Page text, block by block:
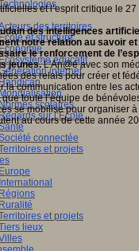
des territoires
et structure
Economie
éducatif
internet
scolaires
sur l’Ecole
connectée
et projets
Europe
International
Régions
Ruralité
et projets
lieux
des intelligences
notre relation au savoir et
le renforcement de
jeunes.L'An@é avec son
des relais pour créer et
la communication entre les
toute l’équipe de
se mobilise pour organiser
au cours de cette année